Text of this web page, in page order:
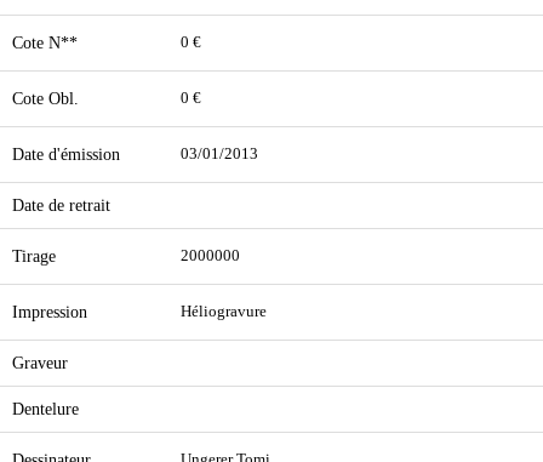
Cote N** 0 €
Cote Obl. 0 €
Date d'émission 03/01/2013
Date de retrait
Tirage 2000000
Impression Héliogravure
Graveur
Dentelure